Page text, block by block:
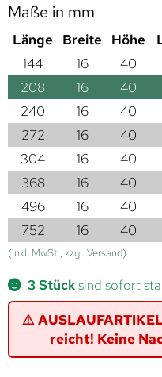
Maße in mm
Länge Breite Höhe
144
16 40
208
16 40
240 16 40
272
16 40
304
16 40
368
16 40
496
16 40
752
16 40
(inkl. MwSt., zzgl. Versand)
3 Stücksind sofort
⚠️
reicht! Keine